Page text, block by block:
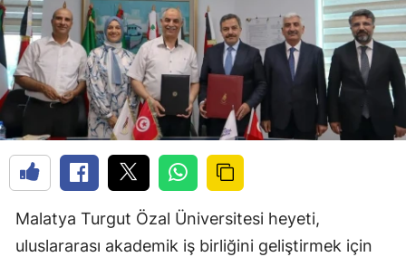
Malatya Turgut Özal Üniversitesi heyeti,
uluslararası akademik iş birliğini geliştirmek için